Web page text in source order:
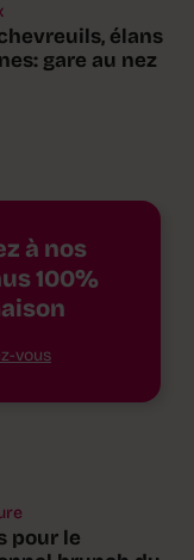
élans
gare au nez
à nos
100%
vous
pour le